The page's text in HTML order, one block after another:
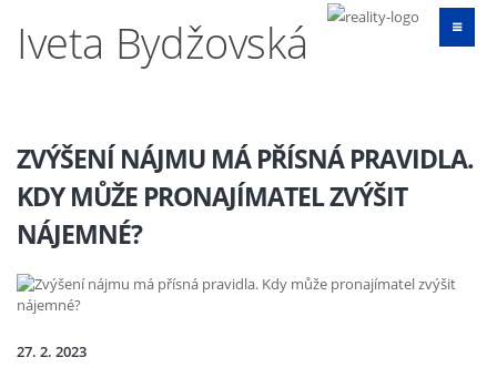
Iveta Bydžovská
ZVÝŠENÍ NÁJMU MÁ PŘÍSNÁ PRAVIDLA.
KDY MŮŽE PRONAJÍMATEL ZVÝŠIT
NÁJEMNÉ?
27. 2. 2023